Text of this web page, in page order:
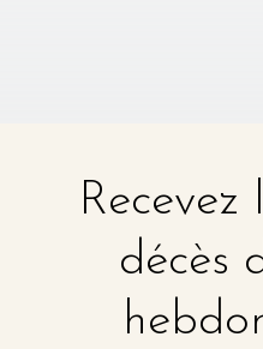
Recevez
décès